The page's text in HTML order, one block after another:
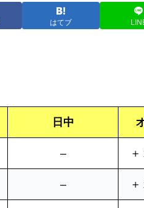
はてブ
日中
–
–